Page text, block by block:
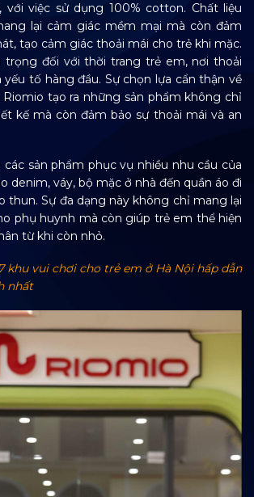
với việc sử dụng 100% cotton. Chất liệu
lại cảm giác mềm mại mà còn đảm
tạo cảm giác thoải mái cho trẻ khi mặc.
trọng đối với thời trang trẻ em, nơi thoải
yếu tố hàng đầu. Sự chọn lựa cẩn thận về
Riomio tạo ra những sản phẩm không chỉ
kế mà còn đảm bảo sự thoải mái và an
sản phẩm phục vụ nhiều nhu cầu của
denim, váy, bộ mặc ở nhà đến quần áo đi
thun. Sự đa dạng này không chỉ mang lại
phụ huynh mà còn giúp trẻ em thể hiện
từ khi còn nhỏ.
khu vui chơi cho trẻ em ở Hà Nội hấp dẫn
nhất